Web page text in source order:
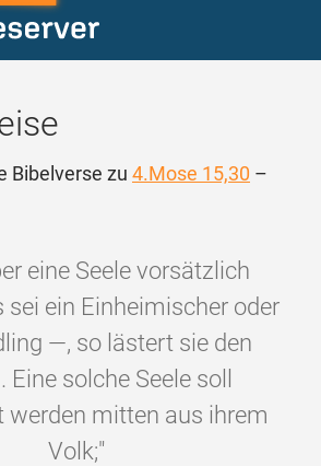
Bibelverse zu 4.Mose 15,30 –
eine Seele vorsätzlich
sei ein Einheimischer oder
—, so lästert sie den
Eine solche Seele soll
werden mitten aus ihrem
Volk;"